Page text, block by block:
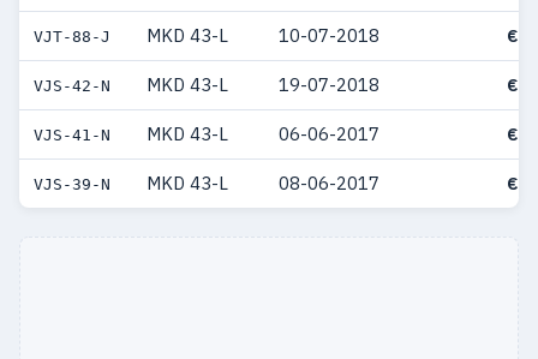
VJT-88-J MKD 43-L 10-07-2018 €
VJS-42-N MKD 43-L 19-07-2018 €
VJS-41-N MKD 43-L 06-06-2017 €
VJS-39-N MKD 43-L 08-06-2017 €